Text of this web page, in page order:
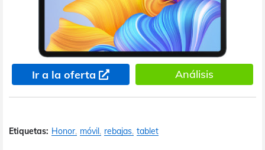
Ir a la oferta Análisis
Etiquetas: Honor móvil rebajas tablet